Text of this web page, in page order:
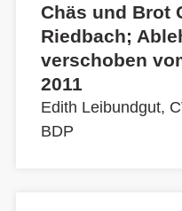
Chäs und Brot
Riedbach;
verschoben
2011
Edith Leibundgut,
BDP